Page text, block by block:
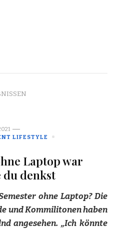
LIFESTYLE
Laptop war
denkst
ohne Laptop? Die
und Kommilitonen haben
angesehen. „Ich könnte